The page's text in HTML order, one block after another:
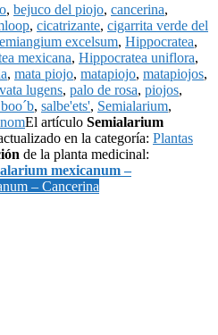
, bejuco del piojo, cancerina,
, cicatrizante, cigarrita verde del
excelsum, Hippocratea,
mexicana, Hippocratea uniflora,
, mata piojo, matapiojo, matapiojos,
lugens, palo de rosa, piojos,
, salbe'ets', Semialarium,
El artículo Semialarium
en la categoría: Plantas
de la planta medicinal:
mexicanum –
– Cancerina